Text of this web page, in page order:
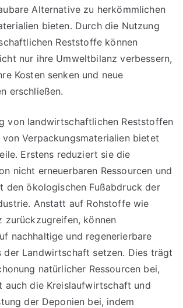
Alternative zu herkömmlichen
bieten. Durch die Nutzung
Reststoffe können
nur ihre Umweltbilanz verbessern,
Kosten senken und neue
erschließen.
von landwirtschaftlichen Reststoffen
Verpackungsmaterialien bietet
Erstens reduziert sie die
nicht erneuerbaren Ressourcen und
den ökologischen Fußabdruck der
Anstatt auf Rohstoffe wie
zurückzugreifen, können
nachhaltige und regenerierbare
der Landwirtschaft setzen. Dies trägt
natürlicher Ressourcen bei,
auch die Kreislaufwirtschaft und
der Deponien bei, indem